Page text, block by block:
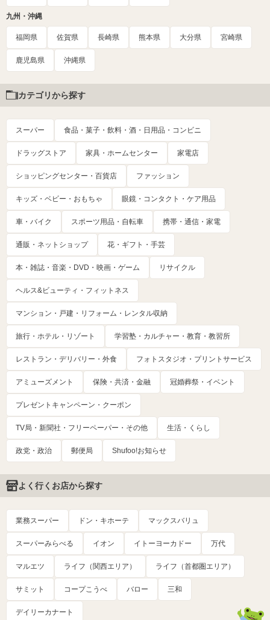
九州・沖縄
福岡県 佐賀県 長崎県 熊本県 大分県 宮崎県
鹿児島県 沖縄県
カテゴリから探す
スーパー 食品・菓子・飲料・酒・日用品・コンビニ
ドラッグストア 家具・ホームセンター 家電店
ショッピングセンター・百貨店 ファッション
キッズ・ベビー・おもちゃ 眼鏡・コンタクト・ケア用品
車・バイク スポーツ用品・自転車 携帯・通信・家電
通販・ネットショップ 花・ギフト・手芸
本・雑誌・音楽・DVD・映画・ゲーム リサイクル
ヘルス&ビューティ・フィットネス
マンション・戸建・リフォーム・レンタル収納
旅行・ホテル・リゾート 学習塾・カルチャー・教育・教習所
レストラン・デリバリー・外食 フォトスタジオ・プリントサービス
アミューズメント 保険・共済・金融 冠婚葬祭・イベント
プレゼントキャンペーン・クーポン
TV局・新聞社・フリーペーパー・その他 生活・くらし
政党・政治 郵便局 Shufoo!お知らせ
よく行くお店から探す
業務スーパー ドン・キホーテ マックスバリュ
スーパーみらべる イオン イトーヨーカドー 万代
マルエツ ライフ（関西エリア） ライフ（首都圏エリア）
サミット コープこうべ バロー 三和
デイリーカナート